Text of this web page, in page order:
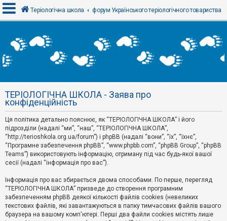
х
і
Р
е
с
т
р
а
ц
і
я
Т
е
м
и
Теріологічна школа форум Українського теріологічного товариства
ТЕРІОЛОГІЧНА ШКОЛА - Заява про
конфіденційність
Ця політика детально пояснює, як “ТЕРІОЛОГІЧНА ШКОЛА” і його
підрозділи (надалі “ми”, “наш”, “ТЕРІОЛОГІЧНА ШКОЛА”,
“http://terioshkola.org.ua/forum”) і phpBB (надалі “вони”, “їх”, “їхнє”,
“Програмне забезпечення phpBB”, “www.phpbb.com”, “phpBB Group”, “phpBB
Teams”) використовують інформацію, отриману під час будь-якої вашої
сесії (надалі “інформація про вас”).
Інформація про вас збирається двома способами. По перше, перегляд
“ТЕРІОЛОГІЧНА ШКОЛА” призведе до створення програмним
забезпеченням phpBB деякої кількості файлів cookies (невеликих
текстових файлів, які завантажуються в папку тимчасових файлів вашого
браузера на вашому комп'ютері. Перші два файли cookies містять лише